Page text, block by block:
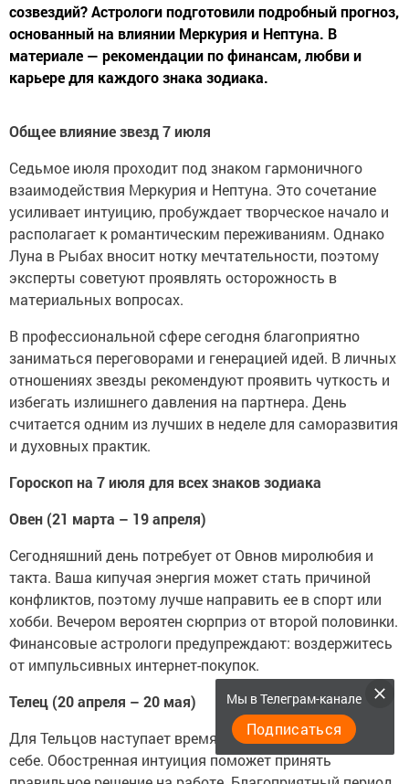
созвездий? Астрологи подготовили подробный прогноз,
основанный на влиянии Меркурия и Нептуна. В
материале — рекомендации по финансам, любви и
карьере для каждого знака зодиака.
Общее влияние звезд 7 июля
Седьмое июля проходит под знаком гармоничного
взаимодействия Меркурия и Нептуна. Это сочетание
усиливает интуицию, пробуждает творческое начало и
располагает к романтическим переживаниям. Однако
Луна в Рыбах вносит нотку мечтательности, поэтому
эксперты советуют проявлять осторожность в
материальных вопросах.
В профессиональной сфере сегодня благоприятно
заниматься переговорами и генерацией идей. В личных
отношениях звезды рекомендуют проявить чуткость и
избегать излишнего давления на партнера. День
считается одним из лучших в неделе для саморазвития
и духовных практик.
Гороскоп на 7 июля для всех знаков зодиака
Овен (21 марта – 19 апреля)
Сегодняшний день потребует от Овнов миролюбия и
такта. Ваша кипучая энергия может стать причиной
конфликтов, поэтому лучше направить ее в спорт или
хобби. Вечером вероятен сюрприз от второй половинки.
Финансовые астрологи предупреждают: воздержитесь
от импульсивных интернет-покупок.
Телец (20 апреля – 20 мая)
Для Тельцов наступает время наслаждений и заботы о
себе. Обостренная интуиция поможет принять
Мы в Телеграм-канале
Подписаться